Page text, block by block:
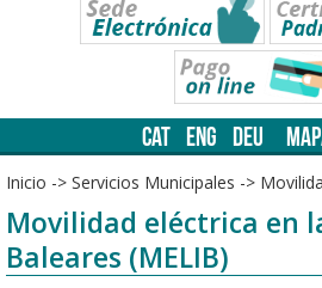
CAT ENG DEU
Inicio -> Servicios Municipales ->
Movilidad eléctrica en
Baleares (MELIB)